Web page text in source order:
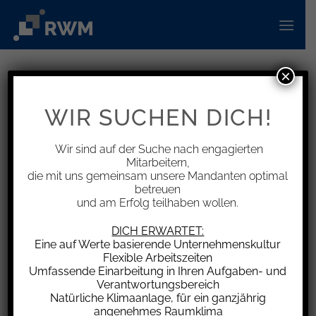
Inhalt
springen
Änderung der
Aufbewahrungsfristen für einige
Wirtschaftszweige geplant
In der Vergangenheit gab es für Unternehmen
im Wesentlichen zwei Aufbewahrungsfristen.
Für wichtige Unterlagen wie z. B. Bilanzen,
Inventare, Steuererklärungen galt eine 10-
jährige Aufbewahrungsfrist. Für z. B.
WIR SUCHEN DICH!
Wir sind auf der Suche nach engagierten
Mitarbeitern,
die mit uns gemeinsam unsere Mandanten optimal
betreuen
und am Erfolg teilhaben wollen.
DICH ERWARTET:
Eine auf Werte basierende Unternehmenskultur
Flexible Arbeitszeiten
Umfassende Einarbeitung in Ihren Aufgaben- und
Verantwortungsbereich
Natürliche Klimaanlage, für ein ganzjährig
angenehmes Raumklima
×